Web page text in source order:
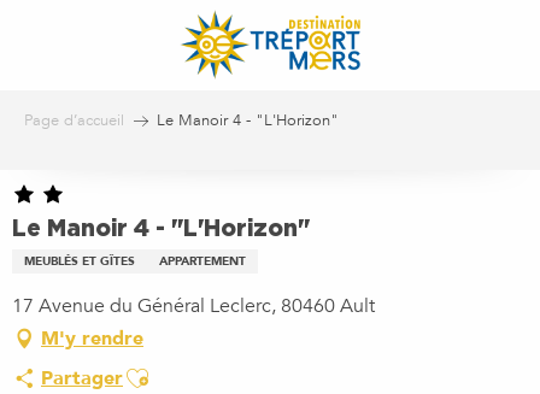
Page d’accueil Le Manoir 4 - "L'Horizon"
Le Manoir 4 - "L'Horizon"
MEUBLÉS ET GÎTES APPARTEMENT
17 Avenue du Général Leclerc, 80460 Ault
M'y rendre
PartagerAjouter aux favoris